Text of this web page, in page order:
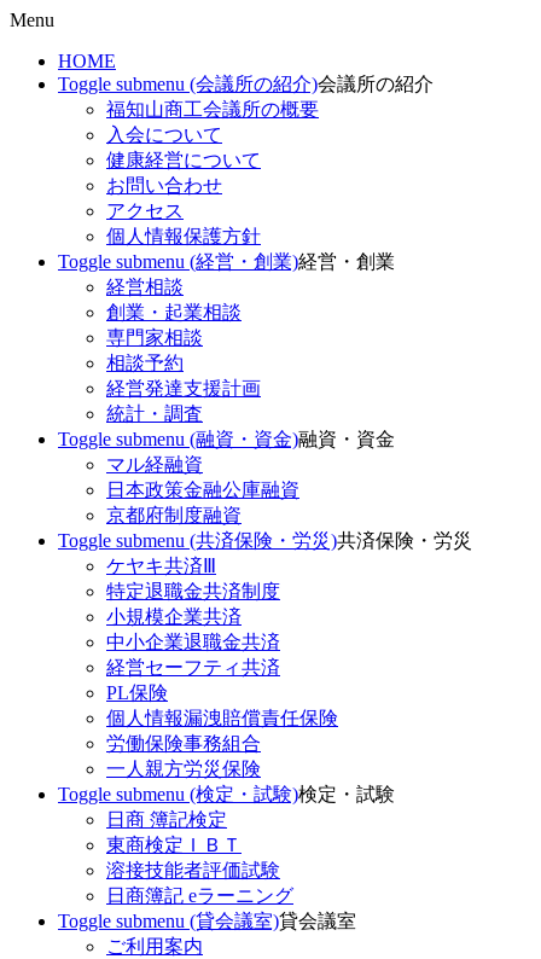
Menu
HOME
Toggle submenu (会議所の紹介)会議所の紹介
福知山商工会議所の概要
入会について
健康経営について
お問い合わせ
アクセス
個人情報保護方針
Toggle submenu (経営・創業)経営・創業
経営相談
創業・起業相談
専門家相談
相談予約
経営発達支援計画
統計・調査
Toggle submenu (融資・資金)融資・資金
マル経融資
日本政策金融公庫融資
京都府制度融資
Toggle submenu (共済保険・労災)共済保険・労災
ケヤキ共済Ⅲ
特定退職金共済制度
小規模企業共済
中小企業退職金共済
経営セーフティ共済
PL保険
個人情報漏洩賠償責任保険
労働保険事務組合
一人親方労災保険
Toggle submenu (検定・試験)検定・試験
日商 簿記検定
東商検定ＩＢＴ
溶接技能者評価試験
日商簿記 eラーニング
Toggle submenu (貸会議室)貸会議室
ご利用案内